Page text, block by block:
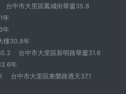
台中市大里區鳳城街華廈35.8
年
年
樓30.8年
台中市大里區新明路華廈31.6
年
台中市大里區東榮路透天37.1